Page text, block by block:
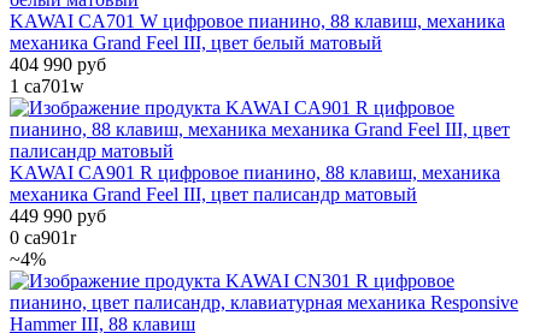
KAWAI CA701 W цифровое пианино, 88 клавиш, механика
механика Grand Feel III, цвет белый матовый
404 990 руб
1 ca701w
KAWAI CA901 R цифровое пианино, 88 клавиш, механика
механика Grand Feel III, цвет палисандр матовый
449 990 руб
0 ca901r
~4%